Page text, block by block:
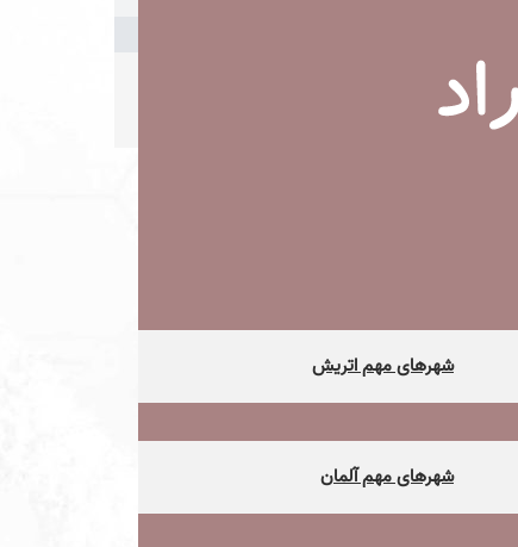
شهرهای مهم اتریش
شهرهای مهم آلمان